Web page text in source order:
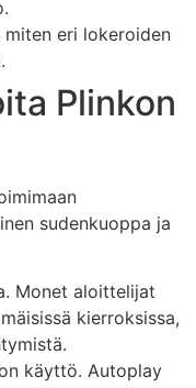
miten eri lokeroiden
Plinkon
sudenkuoppa ja
Monet aloittelijat
kierroksissa,
käyttö. Autoplay